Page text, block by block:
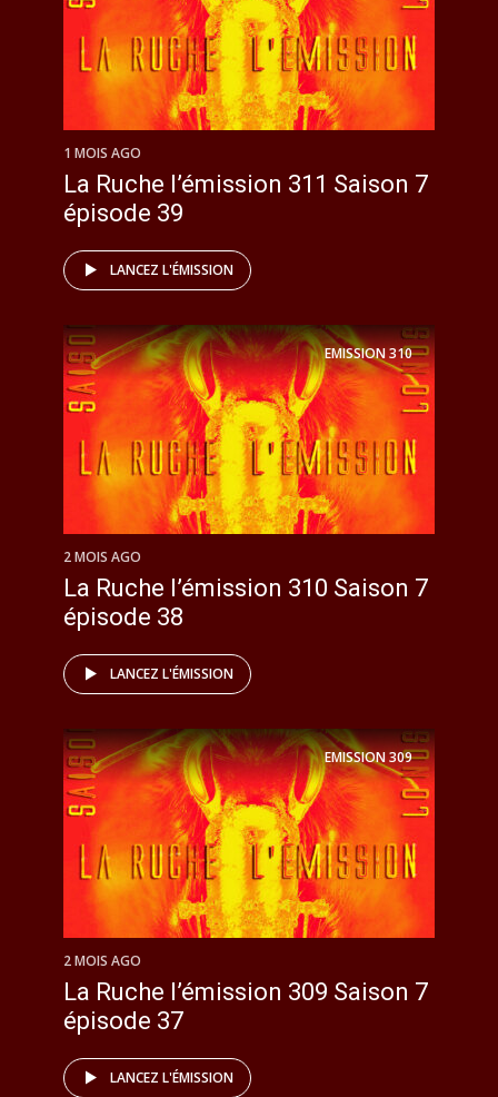
1 MOIS AGO
La Ruche l’émission 311 Saison 7
épisode 39
LANCEZ L'ÉMISSION
EMISSION310
2 MOIS AGO
La Ruche l’émission 310 Saison 7
épisode 38
LANCEZ L'ÉMISSION
EMISSION309
2 MOIS AGO
La Ruche l’émission 309 Saison 7
épisode 37
LANCEZ L'ÉMISSION